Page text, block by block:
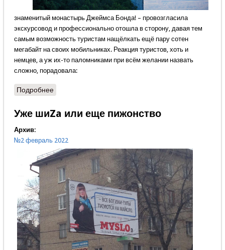
знаменитый монастырь Джеймса Бонда! – провозгласила
экскурсовод и профессионально отошла в сторону, давая тем
самым возможность туристам нащёлкать ещё пару сотен
мегабайт на своих мобильниках. Реакция туристов, хоть и
немцев, а уж их-то паломниками при всём желании назвать
сложно, порадовала:
Подробнеео Тоска по молитве
Уже шиZa или еще пижонство
Архив:
№2 февраль 2022